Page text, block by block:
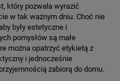
który pozwala wyrazić
w tak ważnym dniu. Choć nie
były estetyczne i
pomysłów są małe
można opatrzyć etykietą z
i jednocześnie
zabiorą do domu.